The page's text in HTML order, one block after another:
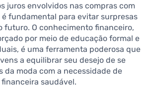
juros envolvidos nas compras com
fundamental para evitar surpresas
futuro. O conhecimento financeiro,
por meio de educação formal e
é uma ferramenta poderosa que
a equilibrar seu desejo de se
da moda com a necessidade de
saudável.